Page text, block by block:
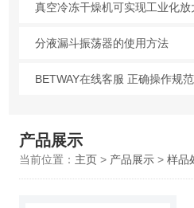
真空冷冻干燥机可实现工业化
分液漏斗振荡器的使用方法
BETWAY在线客服 正确操作规范
产品展示
当前位置： 主页> 产品展示> 样品